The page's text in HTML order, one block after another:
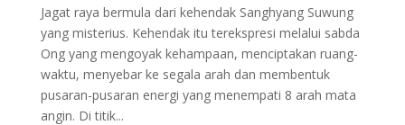
Jagat raya bermula dari kehendak Sanghyang Suwung
yang misterius. Kehendak itu terekspresi melalui sabda
Ong yang mengoyak kehampaan, menciptakan ruang-
waktu, menyebar ke segala arah dan membentuk
pusaran-pusaran energi yang menempati 8 arah mata
angin. Di titik...